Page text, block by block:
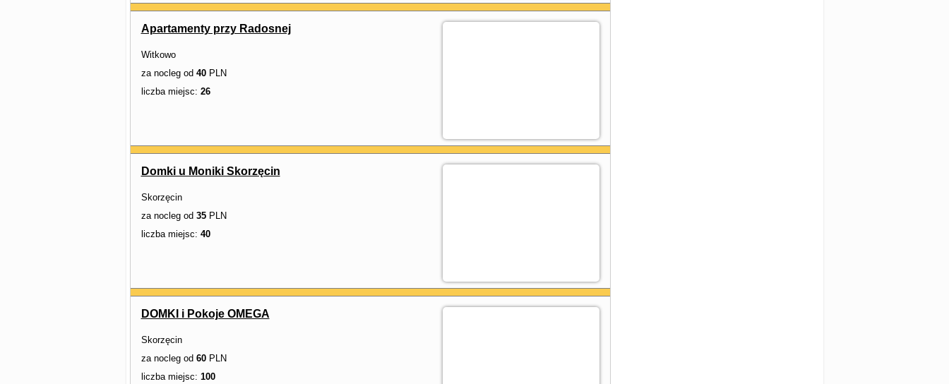
Apartamenty przy Radosnej
Witkowo
za nocleg od 40PLN
liczba miejsc: 26
Domki u Moniki Skorzęcin
Skorzęcin
za nocleg od 35PLN
liczba miejsc: 40
DOMKI i Pokoje OMEGA
Skorzęcin
za nocleg od 60PLN
liczba miejsc: 100